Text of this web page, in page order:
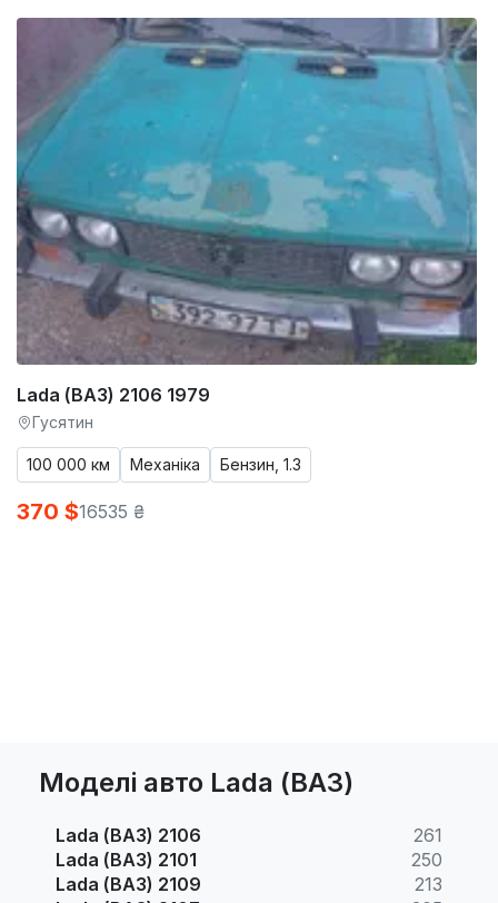
Lada (ВАЗ) 2106 1979
Гусятин
100 000 км Механіка Бензин, 1.3
370 $16535 ₴
Моделі авто Lada (ВАЗ)
Lada (ВАЗ) 2106
261
Lada (ВАЗ) 2101
250
Lada (ВАЗ) 2109
213